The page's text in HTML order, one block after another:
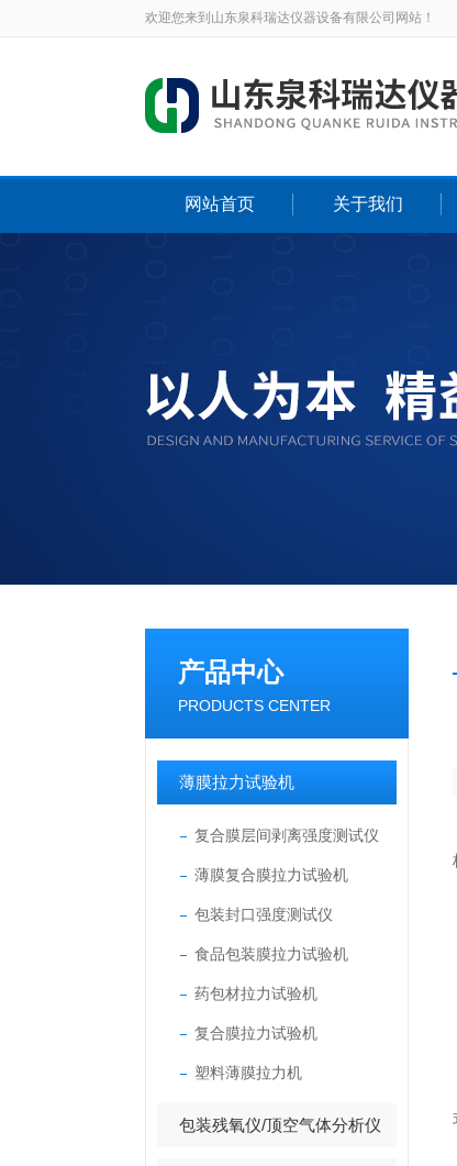
欢迎您来到山东泉科瑞达仪器设备有限公司网站！
网站首页 关于我们
产品中心
PRODUCTS CENTER
薄膜拉力试验机
复合膜层间剥离强度测试仪
薄膜复合膜拉力试验机
包装封口强度测试仪
食品包装膜拉力试验机
药包材拉力试验机
复合膜拉力试验机
塑料薄膜拉力机
包装残氧仪/顶空气体分析仪